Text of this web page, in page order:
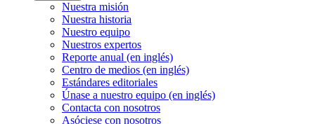
Nuestra misión
Nuestra historia
Nuestro equipo
Nuestros expertos
Reporte anual (en inglés)
Centro de medios (en inglés)
Estándares editoriales
Únase a nuestro equipo (en inglés)
Contacta con nosotros
Asóciese con nosotros